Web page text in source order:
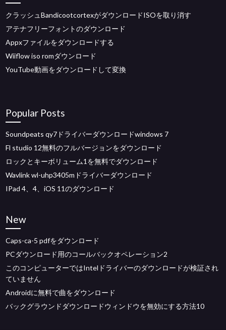
クラッシュBandicootcortexがダウンロードISOを取り消す
アテナフリーフォントのダウンロード
Appxファイルをダウンロードする
Wiiflow iso romダウンロード
YouTube動画をダウンロードして変換
Popular Posts
Soundpeats qy7ドライバーダウンロードwindows 7
Fl studio 12無料のフルバージョンをダウンロード
ロックとキーボリューム1を無料でダウンロード
Wavlink wl-uhp3405mドライバーダウンロード
IPad 4、4、iOS 11のダウンロード
New
Caps-ca-5 pdfをダウンロード
PCダウンロード用のコールバックオペレーション2
このコンピューターではIntelドライバーのダウンロードが検証され
ていません
Androidに無料で曲をダウンロード
バックグラウンドダウンロードウィンドウを無効にする方法10